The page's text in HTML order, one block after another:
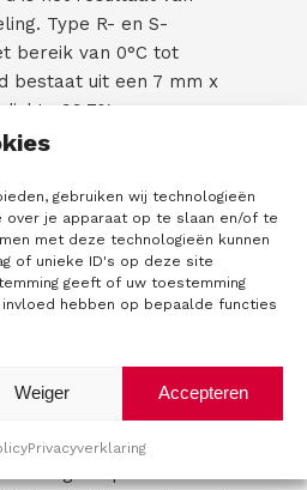
gebruiken wij technologieën
je apparaat op te slaan en/of te
met deze technologieën kunnen
of unieke ID's op deze site
geeft of uw toestemming
hebben op bepaalde functies
Accepteren
Weiger
Privacyverklaring
Type R- en S-
bereik van 0°C tot
bestaat uit een 7 mm x
99,7%.
binnen een
2,5 mm constructie
sommige
fine bore tubed
thermokoppel draad
een roestvrijstalen
Twee